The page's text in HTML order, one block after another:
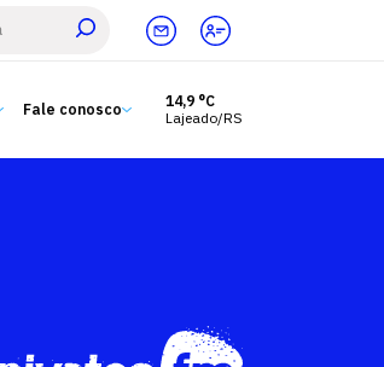
Fale conosco
14,9 °C
Lajeado/RS